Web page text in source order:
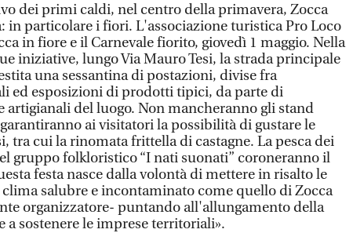
dei primi caldi, nel centro della primavera, Zocca
in particolare i fiori. L'associazione turistica Pro Loco
in fiore e il Carnevale fiorito, giovedì 1 maggio. Nella
iniziative, lungo Via Mauro Tesi, la strada principale
una sessantina di postazioni, divise fra
ed esposizioni di prodotti tipici, da parte di
artigianali del luogo. Non mancheranno gli stand
ai visitatori la possibilità di gustare le
tra cui la rinomata frittella di castagne. La pesca dei
gruppo folkloristico “I nati suonati” coroneranno il
festa nasce dalla volontà di mettere in risalto le
salubre e incontaminato come quello di Zocca
organizzatore- puntando all'allungamento della
a sostenere le imprese territoriali».